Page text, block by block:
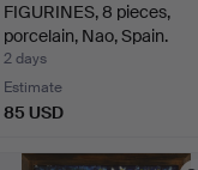
FIGURINES, 8 pieces,
porcelain, Nao, Spain.
2 days
Estimate
85 USD